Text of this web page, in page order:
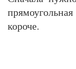
короче.